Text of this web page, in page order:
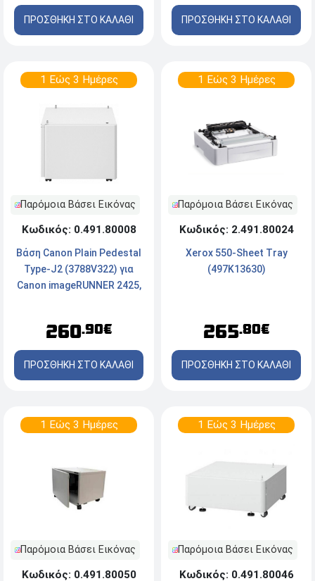
ΠΡΟΣΘΗΚΗ ΣΤΟ ΚΑΛΑΘΙ ΠΡΟΣΘΗΚΗ ΣΤΟ ΚΑΛΑΘΙ
1 Εώς 3 Ημέρες
Παρόμοια Βάσει Εικόνας
Κωδικός: 0.491.80008
Βάση Canon Plain Pedestal
Type-J2 (3788V322) για
Canon imageRUNNER 2425,
260.90€
ΠΡΟΣΘΗΚΗ ΣΤΟ ΚΑΛΑΘΙ
1 Εώς 3 Ημέρες
Παρόμοια Βάσει Εικόνας
Κωδικός: 2.491.80024
Xerox 550-Sheet Tray
(497K13630)
265.80€
ΠΡΟΣΘΗΚΗ ΣΤΟ ΚΑΛΑΘΙ
1 Εώς 3 Ημέρες
Παρόμοια Βάσει Εικόνας
Κωδικός: 0.491.80050
1 Εώς 3 Ημέρες
Παρόμοια Βάσει Εικόνας
Κωδικός: 0.491.80046